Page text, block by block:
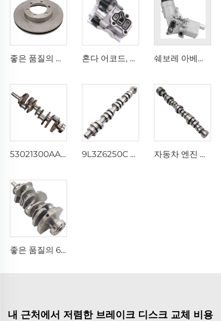
좋은 품질의 자동차 브레이크 시스템 부품 43512-35321 브레이크 디스크, 토요타 FJ 크루저 / 랜드 크루저 프라도 전용 혼다 어코드, 시빅, FIT 세단, 오딧세이, 아큐라 2.4용 15810-RAA-A03 솔레노이드 스풀 밸브 쉐보레 아베오 크루즈 트랙스 1.4 엔진용 55566784 오일 쿨러 필터 하우징
53021300AA 자동차 엔진 크랭크축, 크라이슬러, DODGE, 지프 5.7용 9L3Z6250C 고급 자동차 엔진 캠축, 포드 익스페디션 익스플로러 F-150 4.6L 5.4L 4AT 4R75W용 자동차 엔진 부품 53022263AE 53022263AF CHEROKEE 크라이슬러 DODGE JEEP WRANGLER 5.7L V8용 엔진 캠샤프트
좋은 품질의 6G74 엔진 크랭크샤프트 MN119761, 미쓰비시(MITSUBISHI) 갤랑트(GALANT) L200 패제로(PAJERO)용
내 근처에서 저렴한 브레이크 디스크 교체 비용